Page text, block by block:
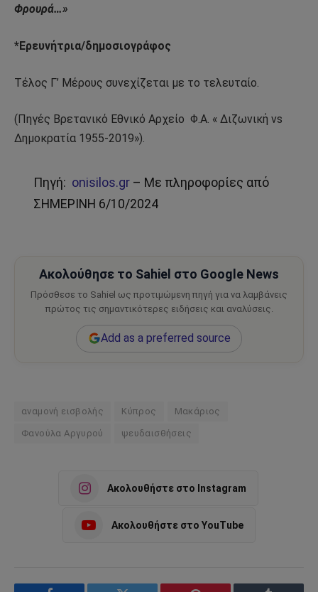
Φρουρά…»
*Ερευνήτρια/δημοσιογράφος
Τέλος Γ’ Μέρους συνεχίζεται με το τελευταίο.
(Πηγές Βρετανικό Εθνικό Αρχείο Φ.Α. « Διζωνική vs
Δημοκρατία 1955-2019»).
Πηγή: onisilos.gr– Με πληροφορίες από
ΣΗΜΕΡΙΝΗ 6/10/2024
Ακολούθησε το Sahiel στο Google News
Πρόσθεσε το Sahiel ως προτιμώμενη πηγή για να λαμβάνεις
πρώτος τις σημαντικότερες ειδήσεις και αναλύσεις.
Add as a preferred source
αναμονή εισβολής Κύπρος Μακάριος
Φανούλα Αργυρού ψευδαισθήσεις
Ακολουθήστε στο Instagram
Ακολουθήστε στο YouTube